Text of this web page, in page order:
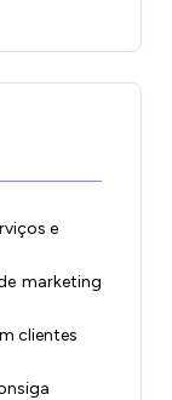
e
marketing
clientes